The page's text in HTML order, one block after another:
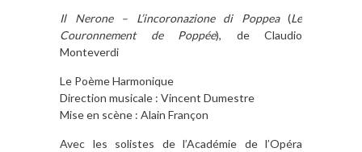
Il Nerone – L’incoronazione di Poppea(Le
Couronnement de Poppée), de Claudio
Monteverdi
Le Poème Harmonique
Direction musicale : Vincent Dumestre
Mise en scène : Alain Françon
Avec les solistes de l’Académie de l’Opéra